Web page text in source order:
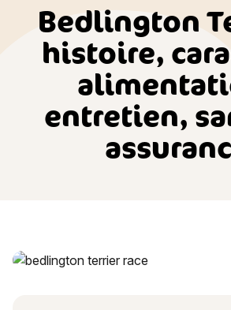
Bedlington
histoire,
entretien,
Bedlington Terrier : histoire,